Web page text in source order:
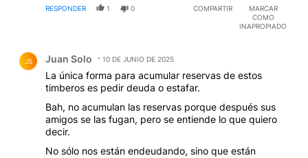
RESPONDER 1 0 COMPARTIR
MARCAR
COMO
INAPROPIADO
JS Juan Solo 10 DE JUNIO DE 2025
La única forma para acumular reservas de estos
timberos es pedir deuda o estafar.
Bah, no acumulan las reservas porque después sus
amigos se las fugan, pero se entiende lo que quiero
decir.
No sólo nos están endeudando, sino que están